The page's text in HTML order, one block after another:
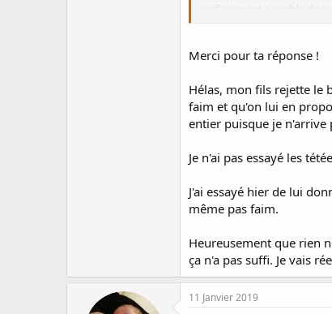
parfaitement possible de
Merci pour ta réponse !
Hélas, mon fils rejette le
faim et qu'on lui en
entier puisque je n'arrive
Je n'ai pas essayé les
J'ai essayé hier de lui
même pas faim.
Heureusement que rien
ça n'a pas suffi. Je vais
11 Janvier 2019